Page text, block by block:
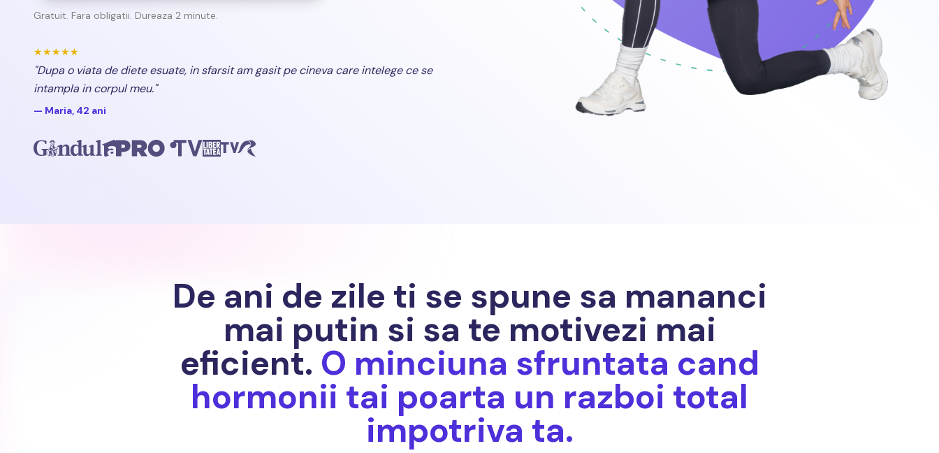
Gratuit. Fara obligatii. Dureaza 2 minute.
★★★★★
"Dupa o viata de diete esuate, in sfarsit am gasit pe cineva care intelege ce se
intampla in corpul meu."
— Maria, 42 ani
De ani de zile ti se spune sa mananci
mai putin si sa te motivezi mai
eficient. O minciuna sfruntata cand
hormonii tai poarta un razboi total
impotriva ta.